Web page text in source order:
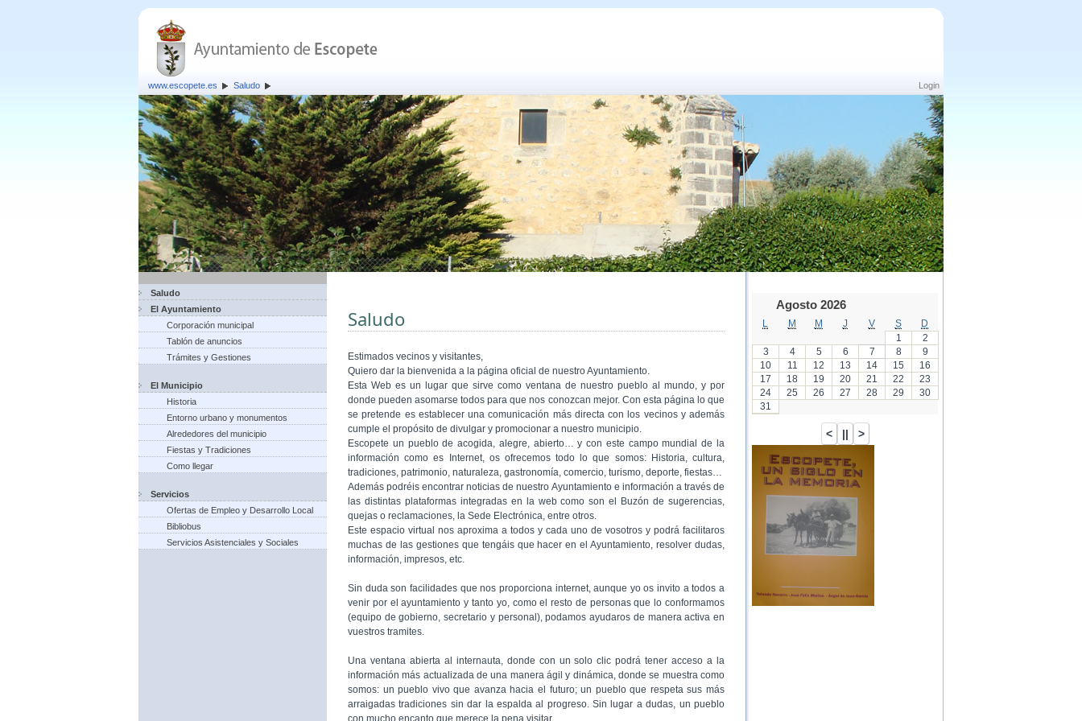
Login
www.escopete.es Saludo
Saludo
El Ayuntamiento
Corporación municipal
Tablón de anuncios
Trámites y Gestiones
El Municipio
Historia
Entorno urbano y monumentos
Alrededores del municipio
Fiestas y Tradiciones
Como llegar
Servicios
Ofertas de Empleo y Desarrollo Local
Bibliobus
Servicios Asistenciales y Sociales
Saludo
Estimados vecinos y visitantes,
Quiero dar la bienvenida a la página oficial de nuestro Ayuntamiento.
Esta Web es un lugar que sirve como ventana de nuestro pueblo al mundo, y por
donde pueden asomarse todos para que nos conozcan mejor. Con esta página lo que
se pretende es establecer una comunicación más directa con los vecinos y además
cumple el propósito de divulgar y promocionar a nuestro municipio.
Escopete un pueblo de acogida, alegre, abierto… y con este campo mundial de la
información como es Internet, os ofrecemos todo lo que somos: Historia, cultura,
tradiciones, patrimonio, naturaleza, gastronomía, comercio, turismo, deporte, fiestas…
Además podréis encontrar noticias de nuestro Ayuntamiento e información a través de
las distintas plataformas integradas en la web como son el Buzón de sugerencias,
quejas o reclamaciones, la Sede Electrónica, entre otros.
Este espacio virtual nos aproxima a todos y cada uno de vosotros y podrá facilitaros
muchas de las gestiones que tengáis que hacer en el Ayuntamiento, resolver dudas,
información, impresos, etc.
Sin duda son facilidades que nos proporciona internet, aunque yo os invito a todos a
venir por el ayuntamiento y tanto yo, como el resto de personas que lo conformamos
(equipo de gobierno, secretario y personal), podamos ayudaros de manera activa en
vuestros tramites.
Una ventana abierta al internauta, donde con un solo clic podrá tener acceso a la
información más actualizada de una manera ágil y dinámica, donde se muestra como
somos: un pueblo vivo que avanza hacia el futuro; un pueblo que respeta sus más
arraigadas tradiciones sin dar la espalda al progreso. Sin lugar a dudas, un pueblo
con mucho encanto que merece la pena visitar.
Agosto 2026
M M J V S
D
1
2
3
4 5 6 7 8
9
10
11 12 13 14 15
16
17
18 19 20 21 22
23
24
25 26 27 28 29
30
31